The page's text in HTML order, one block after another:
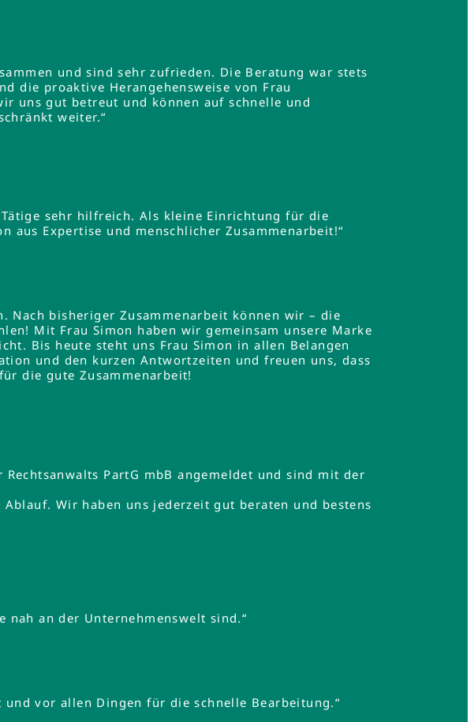
und sind sehr zufrieden. Die Beratung war stets
die proaktive Herangehensweise von Frau
uns gut betreut und können auf schnelle und
weiter.“
sehr hilfreich. Als kleine Einrichtung für die
Expertise und menschlicher Zusammenarbeit!“
Nach bisheriger Zusammenarbeit können wir – die
Mit Frau Simon haben wir gemeinsam unsere Marke
Bis heute steht uns Frau Simon in allen Belangen
und den kurzen Antwortzeiten und freuen uns, dass
die gute Zusammenarbeit!
PartG mbB angemeldet und sind mit der
Wir haben uns jederzeit gut beraten und bestens
nah an der Unternehmenswelt sind.“
vor allen Dingen für die schnelle Bearbeitung.“